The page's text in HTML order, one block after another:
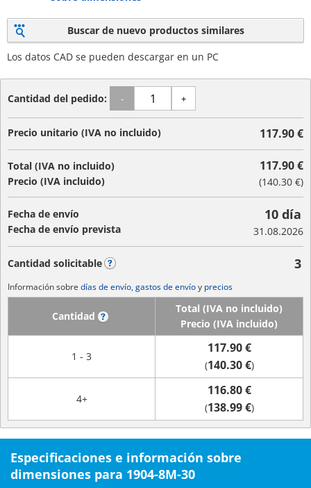
Buscar de nuevo productos similares
Los datos CAD se pueden descargar en un PC
Cantidad del pedido: - +
Precio unitario (IVA no incluido) 117.90 €
Total (IVA no incluido)
Precio (IVA incluido)
117.90 €
(140.30 €)
Fecha de envío
Fecha de envío prevista
10 día
31.08.2026
Cantidad solicitable 3
Información sobre días de envío, gastos de envíoy precios
Cantidad
Total (IVA no incluido)
Precio (IVA incluido)
1 - 3
117.90 €
(140.30 €)
4+
116.80 €
(138.99 €)
Especificaciones e información sobre
dimensiones para 1904-8M-30